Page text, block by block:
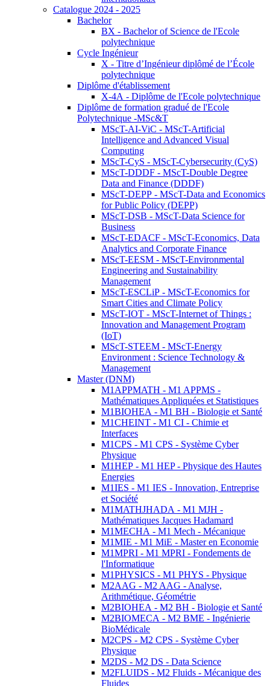
Catalogue 2024 - 2025
Bachelor
BX - Bachelor of Science de l'Ecole
polytechnique
Cycle Ingénieur
X - Titre d’Ingénieur diplômé de l’École
polytechnique
Diplôme d'établissement
X-4A - Diplôme de l'Ecole polytechnique
Diplôme de formation gradué de l'Ecole
Polytechnique -MSc&T
MScT-AI-ViC - MScT-Artificial
Intelligence and Advanced Visual
Computing
MScT-CyS - MScT-Cybersecurity (CyS)
MScT-DDDF - MScT-Double Degree
Data and Finance (DDDF)
MScT-DEPP - MScT-Data and Economics
for Public Policy (DEPP)
MScT-DSB - MScT-Data Science for
Business
MScT-EDACF - MScT-Economics, Data
Analytics and Corporate Finance
MScT-EESM - MScT-Environmental
Engineering and Sustainability
Management
MScT-ESCLiP - MScT-Economics for
Smart Cities and Climate Policy
MScT-IOT - MScT-Internet of Things :
Innovation and Management Program
(IoT)
MScT-STEEM - MScT-Energy
Environment : Science Technology &
Management
Master (DNM)
M1APPMATH - M1 APPMS -
Mathématiques Appliquées et Statistiques
M1BIOHEA - M1 BH - Biologie et Santé
M1CHEINT - M1 CI - Chimie et
Interfaces
M1CPS - M1 CPS - Système Cyber
Physique
M1HEP - M1 HEP - Physique des Hautes
Energies
M1IES - M1 IES - Innovation, Entreprise
et Société
M1MATHJHADA - M1 MJH -
Mathématiques Jacques Hadamard
M1MECHA - M1 Mech - Mécanique
M1MIE - M1 MiE - Master en Economie
M1MPRI - M1 MPRI - Fondements de
l'Informatique
M1PHYSICS - M1 PHYS - Physique
M2AAG - M2 AAG - Analyse,
Arithmétique, Géométrie
M2BIOHEA - M2 BH - Biologie et Santé
M2BIOMECA - M2 BME - Ingénierie
BioMédicale
M2CPS - M2 CPS - Système Cyber
Physique
M2DS - M2 DS - Data Science
M2FLUIDS - M2 Fluids - Mécanique des
Fluides